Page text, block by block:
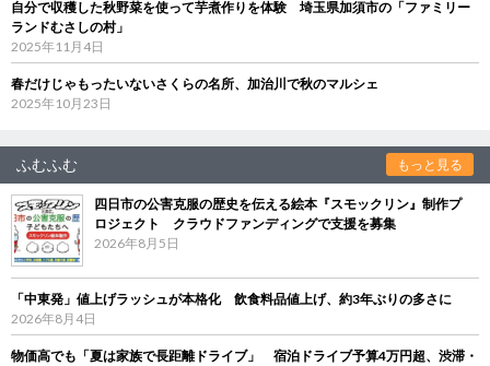
自分で収穫した秋野菜を使って芋煮作りを体験 埼玉県加須市の「ファミリー
ランドむさしの村」
2025年11月4日
春だけじゃもったいないさくらの名所、加治川で秋のマルシェ
2025年10月23日
ふむふむ もっと見る
四日市の公害克服の歴史を伝える絵本『スモックリン』制作プ
ロジェクト クラウドファンディングで支援を募集
2026年8月5日
「中東発」値上げラッシュが本格化 飲食料品値上げ、約3年ぶりの多さに
2026年8月4日
物価高でも「夏は家族で長距離ドライブ」 宿泊ドライブ予算4万円超、渋滞・